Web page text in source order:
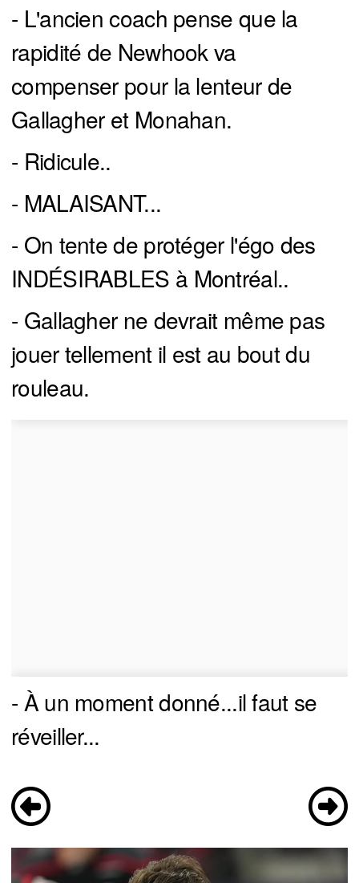
- L'ancien coach pense que la
rapidité de Newhook va
compenser pour la lenteur de
Gallagher et Monahan.
- Ridicule..
- MALAISANT...
- On tente de protéger l'égo des
INDÉSIRABLES à Montréal..
- Gallagher ne devrait même pas
jouer tellement il est au bout du
rouleau.
- À un moment donné...il faut se
réveiller...